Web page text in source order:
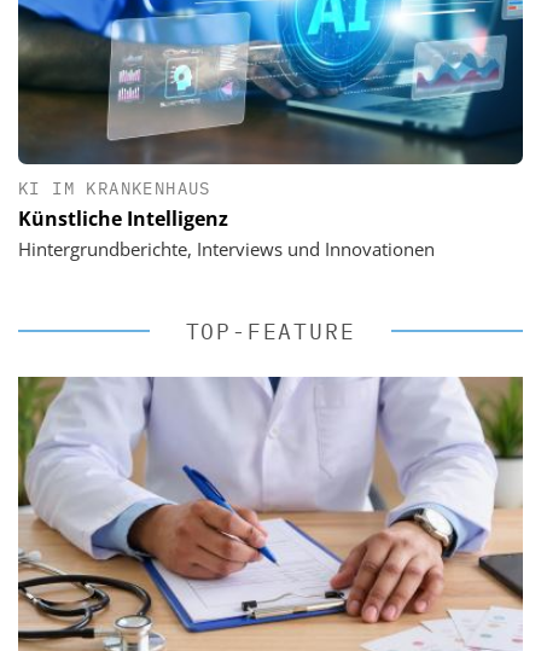
KI IM KRANKENHAUS
Künstliche Intelligenz
Hintergrundberichte, Interviews und Innovationen
TOP-FEATURE